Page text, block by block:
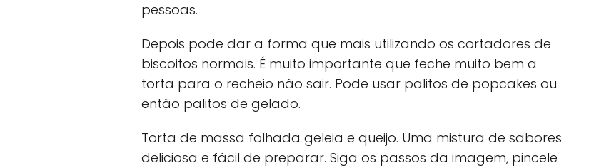
pessoas.
Depois pode dar a forma que mais utilizando os cortadores de
biscoitos normais. É muito importante que feche muito bem a
torta para o recheio não sair. Pode usar palitos de popcakes ou
então palitos de gelado.
Torta de massa folhada geleia e queijo. Uma mistura de sabores
deliciosa e fácil de preparar. Siga os passos da imagem, pincele